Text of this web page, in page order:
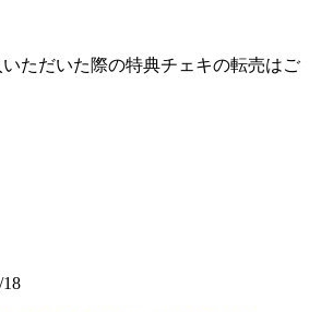
ただいた際の特典チェキの転売はご
い。